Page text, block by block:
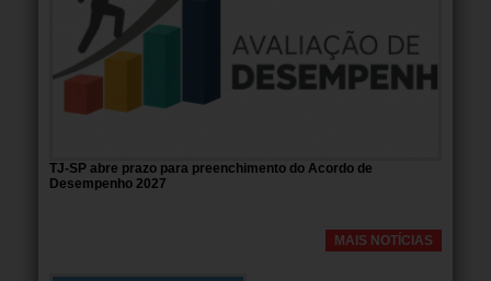
TJ-SP abre prazo para preenchimento do Acordo de
Desempenho 2027
MAIS NOTÍCIAS